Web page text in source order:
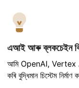
এআই আৰু ব্লকচেইন
আমি OpenAI, Vertex
কৰি বুদ্ধিমান চিস্টেম নিৰ্মাণ